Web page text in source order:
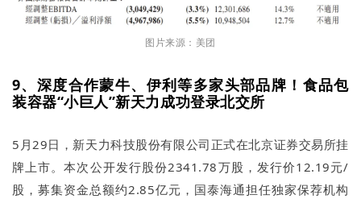
图片来源：美团
9、深度合作蒙牛、伊利等多家头部品牌！食品包
装容器“小巨人”新天力成功登录北交所
5月29日，新天力科技股份有限公司正式在北京证券交易所挂
牌上市。本次公开发行股份2341.78万股，发行价12.19元/
股，募集资金总额约2.85亿元，国泰海通担任独家保荐机构